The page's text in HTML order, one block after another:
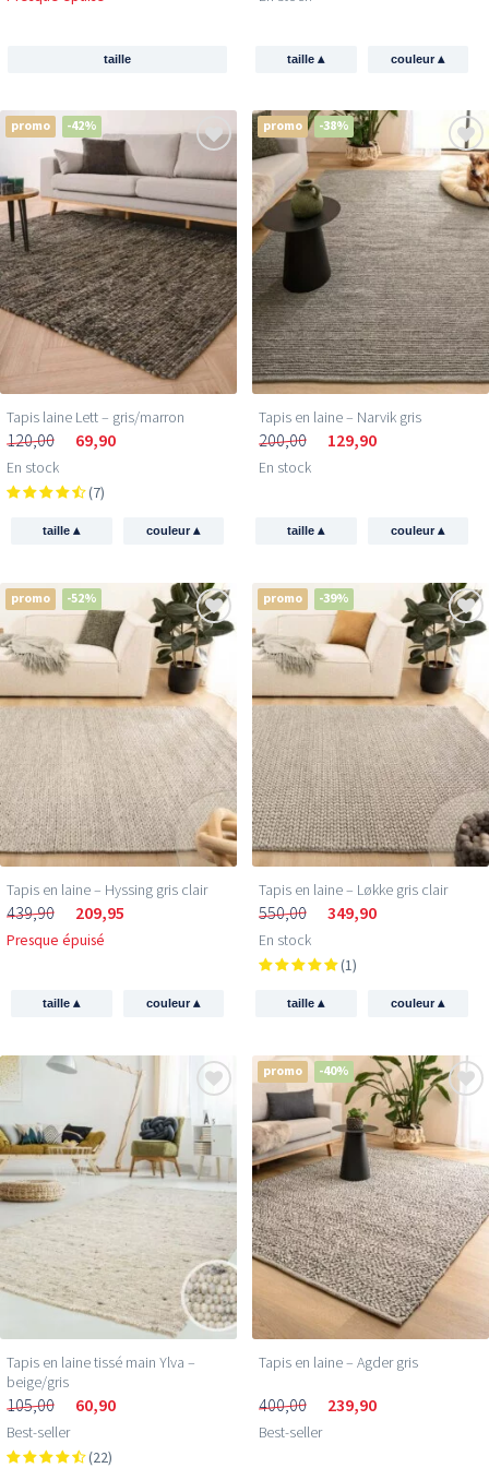
taille taille▴ couleur▴
promo -42%
Tapis laine Lett – gris/marron
120,00 69,90
En stock
(7)
taille▴ couleur▴
promo -38%
Tapis en laine – Narvik gris
200,00 129,90
En stock
taille▴ couleur▴
promo -52%
Tapis en laine – Hyssing gris clair
439,90 209,95
Presque épuisé
taille▴ couleur▴
promo -39%
Tapis en laine – Løkke gris clair
550,00 349,90
En stock
(1)
taille▴ couleur▴
Tapis en laine tissé main Ylva –
beige/gris
105,00 60,90
Best-seller
(22)
promo -40%
Tapis en laine – Agder gris
400,00 239,90
Best-seller